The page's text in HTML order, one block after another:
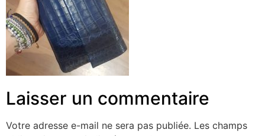
Laisser un commentaire
Votre adresse e-mail ne sera pas publiée. Les champs